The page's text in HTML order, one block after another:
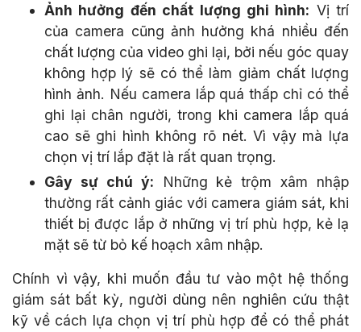
Ảnh hưởng đến chất lượng ghi hình: Vị trí
của camera cũng ảnh hưởng khá nhiều đến
chất lượng của video ghi lại, bởi nếu góc quay
không hợp lý sẽ có thể làm giảm chất lượng
hình ảnh. Nếu camera lắp quá thấp chỉ có thể
ghi lại chân người, trong khi camera lắp quá
cao sẽ ghi hình không rõ nét. Vì vậy mà lựa
chọn vị trí lắp đặt là rất quan trọng.
Gây sự chú ý: Những kẻ trộm xâm nhập
thường rất cảnh giác với camera giám sát, khi
thiết bị được lắp ở những vị trí phù hợp, kẻ lạ
mặt sẽ từ bỏ kế hoạch xâm nhập.
Chính vì vậy, khi muốn đầu tư vào một hệ thống
giám sát bất kỳ, người dùng nên nghiên cứu thật
kỹ về cách lựa chọn vị trí phù hợp để có thể phát